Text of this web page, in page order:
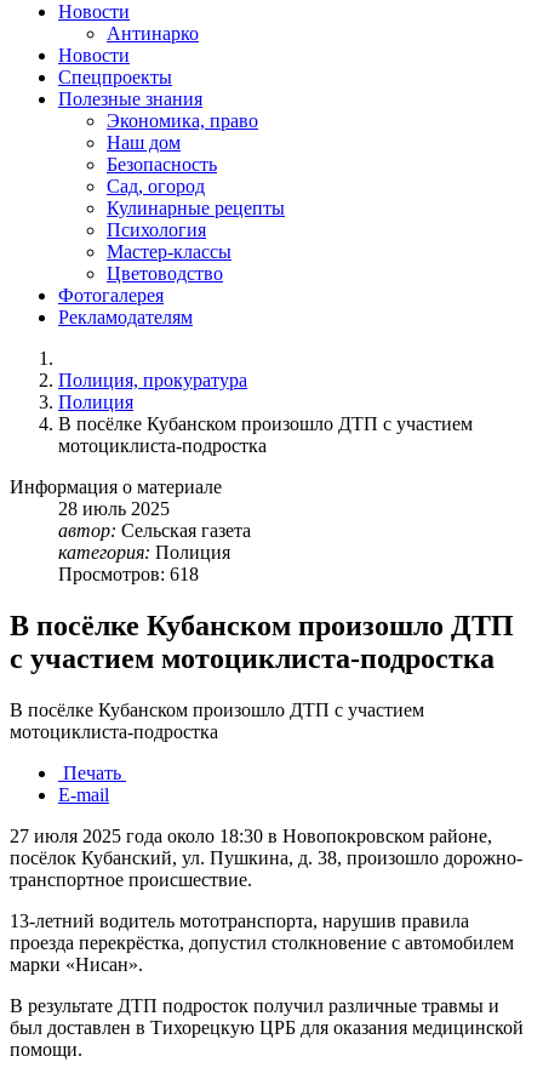
Новости
Антинарко
Новости
Спецпроекты
Полезные знания
Экономика, право
Наш дом
Безопасность
Сад, огород
Кулинарные рецепты
Психология
Мастер-классы
Цветоводство
Фотогалерея
Рекламодателям
Полиция, прокуратура
Полиция
В посёлке Кубанском произошло ДТП с участием
мотоциклиста-подростка
Информация о материале
28 июль 2025
автор: Сельская газета
категория: Полиция
Просмотров: 618
В посёлке Кубанском произошло ДТП
с участием мотоциклиста-подростка
В посёлке Кубанском произошло ДТП с участием
мотоциклиста-подростка
Печать
E-mail
27 июля 2025 года около 18:30 в Новопокровском районе,
посёлок Кубанский, ул. Пушкина, д. 38, произошло дорожно-
транспортное происшествие.
13-летний водитель мототранспорта, нарушив правила
проезда перекрёстка, допустил столкновение с автомобилем
марки «Нисан».
В результате ДТП подросток получил различные травмы и
был доставлен в Тихорецкую ЦРБ для оказания медицинской
помощи.